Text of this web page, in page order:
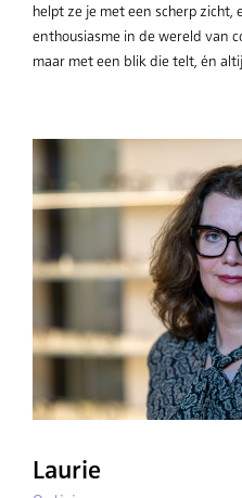
helpt ze je met een scherp
enthousiasme in de wereld van
maar met een blik die telt, én
Laurie